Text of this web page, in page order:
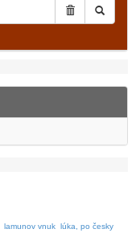
lamunov vnuk lúka, po česky